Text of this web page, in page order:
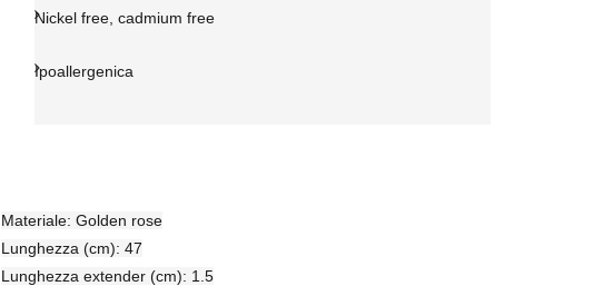
Nickel free, cadmium free
Ipoallergenica
Materiale: Golden rose
Lunghezza (cm): 47
Lunghezza extender (cm): 1.5